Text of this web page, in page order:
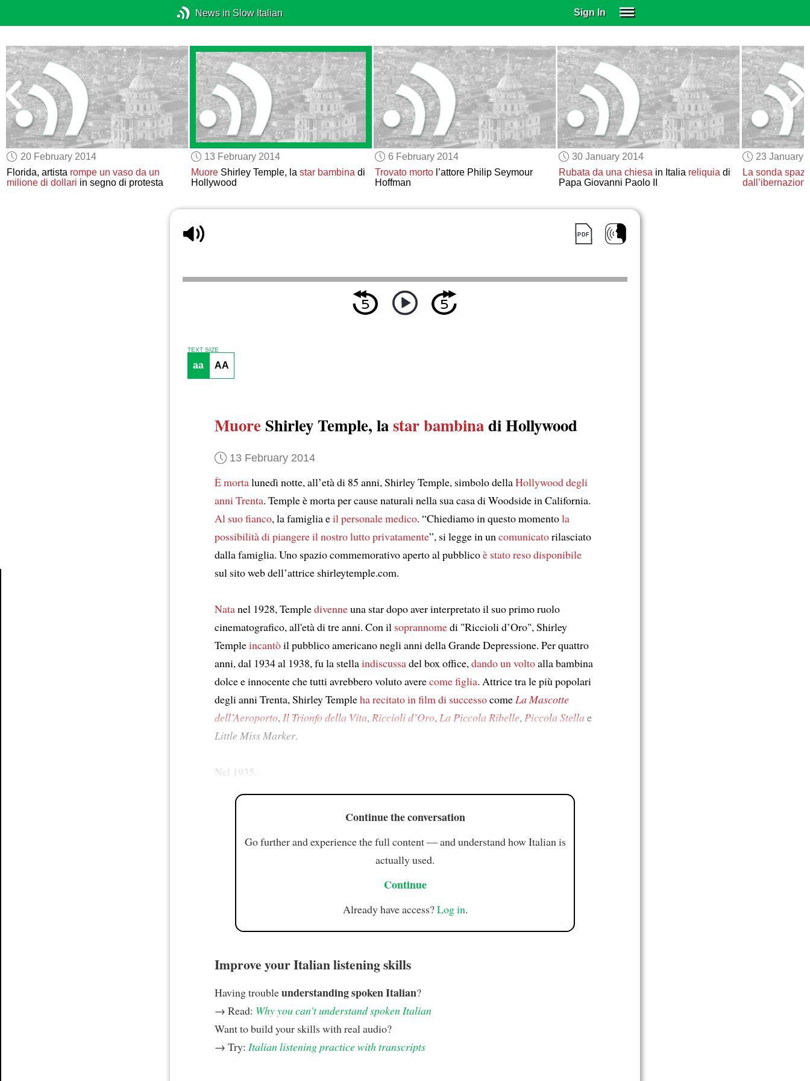
News in Slow Italian Sign In
SUBSCRIBE
EDUCATIONAL LICENSES
GIFT CARDS
OTHER LANGUAGES
ABOUT US
ALEXA
ADJUST COLORS
20 February 2014
Florida, artista rompe un vaso da un
milione di dollari in segno di protesta
13 February 2014
MuoreShirley Temple, la star bambinadi
Hollywood
6 February 2014
Trovato mortol’attore Philip Seymour
Hoffman
30 January 2014
Rubata da una chiesain Italia reliquiadi
Papa Giovanni Paolo II
23 January
La sonda
TEXT SIZE
aa AA
Muore Shirley Temple, lastar bambinadi Hollywood
13 February 2014
È mortalunedì notte, all’età di 85 anni, Shirley Temple, simbolo dellaHollywood degli
anni Trenta. Temple è morta per cause naturali nella sua casa di Woodside in California.
Al suo fianco, la famiglia eil personale medico. “Chiediamo in questo momentola
possibilità di piangere il nostro lutto privatamente”, si legge in uncomunicatorilasciato
dalla famiglia. Uno spazio commemorativo aperto al pubblicoè stato reso disponibile
sul sito web dell’attrice shirleytemple.com.
Natanel 1928, Templedivenneuna star dopo aver interpretato il suo primo ruolo
cinematografico, all'età di tre anni. Con il soprannomedi "Riccioli d’Oro", Shirley
Templeincantòil pubblico americano negli anni della Grande Depressione. Per quattro
anni, dal 1934 al 1938, fu la stellaindiscussadel box office,dando un voltoalla bambina
dolce e innocente che tutti avrebbero voluto averecome figlia. Attrice tra le più popolari
degli anni Trenta, Shirley Templeha recitato in film di successocomeLa Mascotte
dell’Aeroporto,Il Trionfo della Vita,Riccioli d’Oro,La Piccola Ribelle,Piccola Stellae
Little Miss Marker.
Nel 1935,
Continue the conversation
Go further and experience the full content — and understand how Italian is
actually used.
Continue
Already have access?Log in.
Improve your Italian listening skills
Having troubleunderstanding spoken Italian?
→ Read: Why you can't understand spoken Italian
Want to build your skills with real audio?
→ Try: Italian listening practice with transcripts